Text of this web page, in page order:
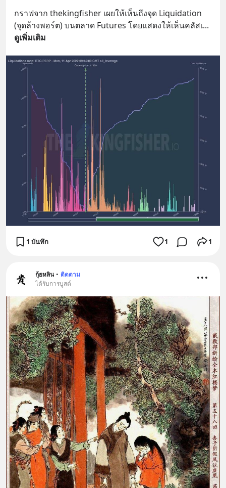
กราฟจาก thekingfisher เผยให้เห็นถึงจุด Liquidation
(จุดล้างพอร์ต) บนตลาด Futures โดยแสดงให้เห็นคลัสเ...
ดูเพิ่มเติม
1 บันทึก 1 1
กุ้ยหลิน • ติดตาม
ได้รับการบูสต์